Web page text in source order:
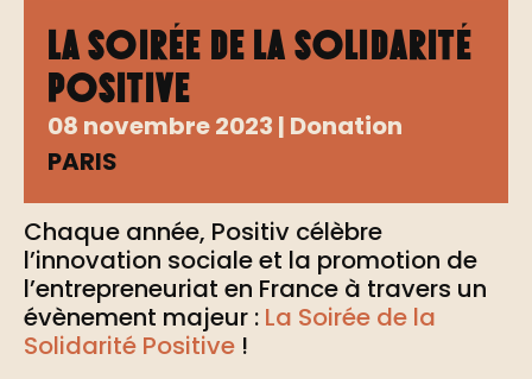
La Soirée de la Solidarité
Positive
08 novembre 2023 | Donation
PARIS
Chaque année, Positiv célèbre
l’innovation sociale et la promotion de
l’entrepreneuriat en France à travers un
évènement majeur : La Soirée de la
Solidarité Positive!